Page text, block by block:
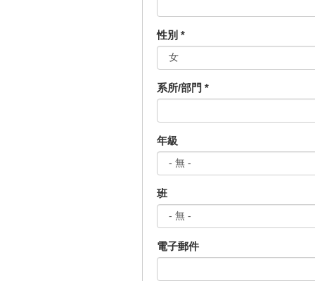
性別 *
系所/部門 *
年級
班
電子郵件